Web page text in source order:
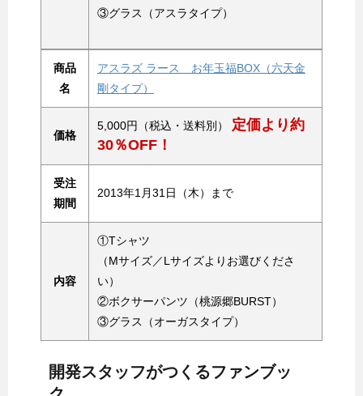
③グラス（アスラタイプ）
商品
名
アスラズ ラース お年玉福BOX（六天金
剛タイプ）
価格
5,000円（税込・送料別） 定価より約
30％OFF！
受注
期間
2013年1月31日（木）まで
内容
①Tシャツ
（Mサイズ／Lサイズよりお選びくださ
い）
②ボクサーパンツ（桃源郷BURST）
③グラス（オーガスタイプ）
開発スタッフがつくるファンブッ